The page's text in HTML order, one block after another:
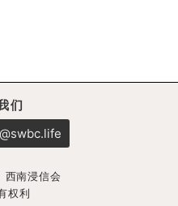
们
南浸信会
权利